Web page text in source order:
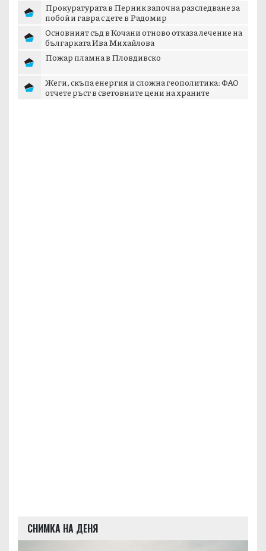
Прокуратурата в Перник започна разследване за
побой и гавра с дете в Радомир
Основният съд в Кочани отново отказа лечение на
българката Ива Михайлова
Пожар пламна в Пловдивско
Жеги, скъпа енергия и сложна геополитика: ФАО
отчете ръст в световните цени на храните
СНИМКА НА ДЕНЯ